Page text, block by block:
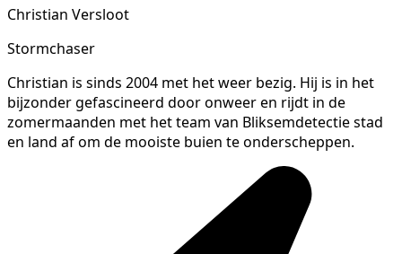
Christian Versloot
Stormchaser
Christian is sinds 2004 met het weer bezig. Hij is in het
bijzonder gefascineerd door onweer en rijdt in de
zomermaanden met het team van Bliksemdetectie stad
en land af om de mooiste buien te onderscheppen.